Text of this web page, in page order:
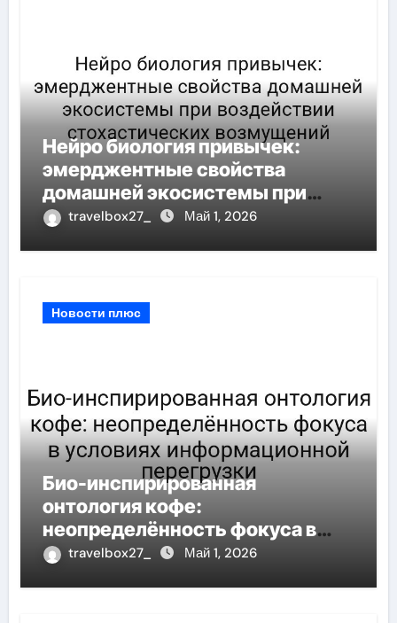
Нейро биология привычек:
эмерджентные свойства
домашней экосистемы при
воздействии стохастических
travelbox27_ Май 1, 2026
Новости плюс
Био-инспирированная
онтология кофе:
неопределённость фокуса в
условиях информационной
travelbox27_ Май 1, 2026